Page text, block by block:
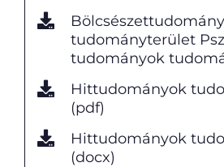
tudományterület
tudományok
Hittudományok
(pdf)
Hittudományok
(docx)